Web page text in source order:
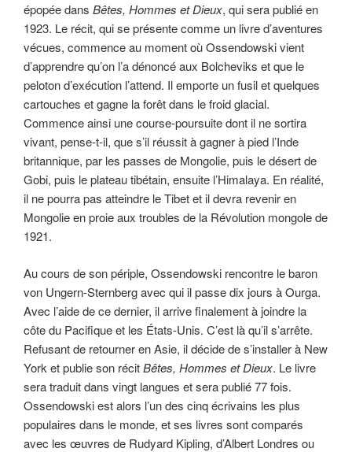
épopée dans Bêtes, Hommes et Dieux, qui sera publié en
1923. Le récit, qui se présente comme un livre d’aventures
vécues, commence au moment où Ossendowski vient
d’apprendre qu’on l’a dénoncé aux Bolcheviks et que le
peloton d’exécution l’attend. Il emporte un fusil et quelques
cartouches et gagne la forêt dans le froid glacial.
Commence ainsi une course-poursuite dont il ne sortira
vivant, pense-t-il, que s’il réussit à gagner à pied l’Inde
britannique, par les passes de Mongolie, puis le désert de
Gobi, puis le plateau tibétain, ensuite l’Himalaya. En réalité,
il ne pourra pas atteindre le Tibet et il devra revenir en
Mongolie en proie aux troubles de la Révolution mongole de
1921.
Au cours de son périple, Ossendowski rencontre le baron
von Ungern-Sternberg avec qui il passe dix jours à Ourga.
Avec l’aide de ce dernier, il arrive finalement à joindre la
côte du Pacifique et les États-Unis. C’est là qu’il s’arrête.
Refusant de retourner en Asie, il décide de s’installer à New
York et publie son récitBêtes, Hommes et Dieux. Le livre
sera traduit dans vingt langues et sera publié 77 fois.
Ossendowski est alors l’un des cinq écrivains les plus
populaires dans le monde, et ses livres sont comparés
avec les œuvres de Rudyard Kipling, d’Albert Londres ou